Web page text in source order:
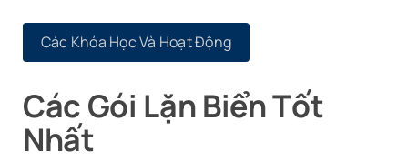
Các Khóa Học Và Hoạt Động
Các Gói Lặn Biển Tốt
Nhất